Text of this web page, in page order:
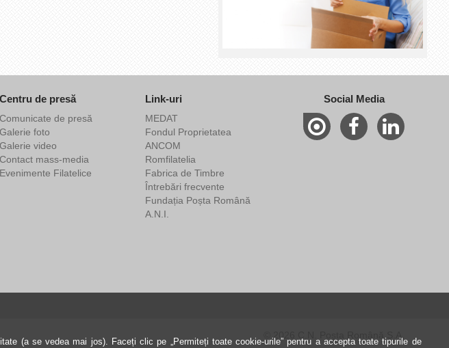
(a se vedea mai jos). Faceți clic pe „Permiteți toate cookie-urile” pentru a accepta toate tipurile de
Centru de presă
Comunicate de presă
Galerie foto
Galerie video
Contact mass-media
Evenimente Filatelice
Link-uri
MEDAT
Fondul Proprietatea
ANCOM
Romfilatelia
Fabrica de Timbre
Întrebări frecvente
Fundația Poșta Română
A.N.I.
Social Media